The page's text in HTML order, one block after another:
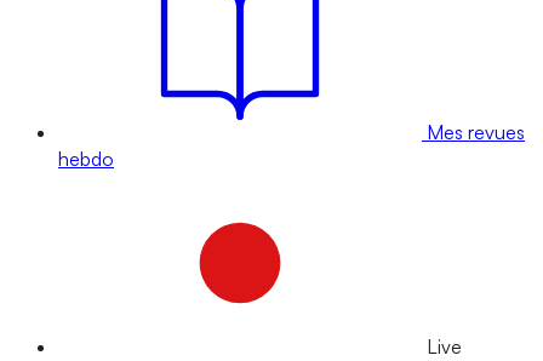
Mes revues
hebdo
Live